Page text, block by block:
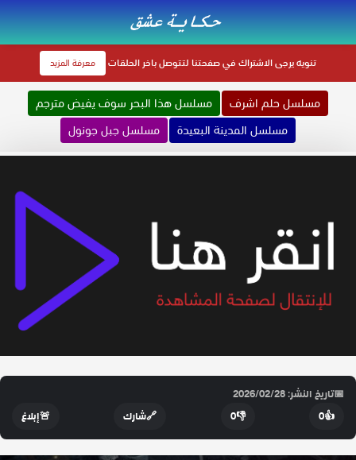
تنويهيرجى الاشتراك في صفحتنا لتتوصل باخر الحلقات معرفة المزيد
مسلسل حلم اشرف
مسلسل هذا البحر سوف يفيض مترجم
مسلسل المدينة البعيدة
مسلسل جبل جونول
📅تاريخ النشر: 2026/02/28
👍
0
👎
0
🔗شارك 🚨إبلاغ